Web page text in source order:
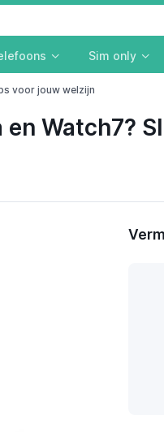
Sim only
voor jouw welzijn
Watch7?